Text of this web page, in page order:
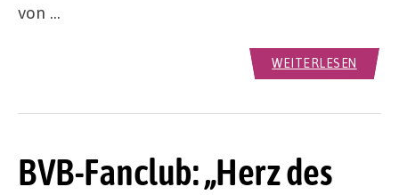
von …
WEITERLESEN
BVB-Fanclub: „Herz des